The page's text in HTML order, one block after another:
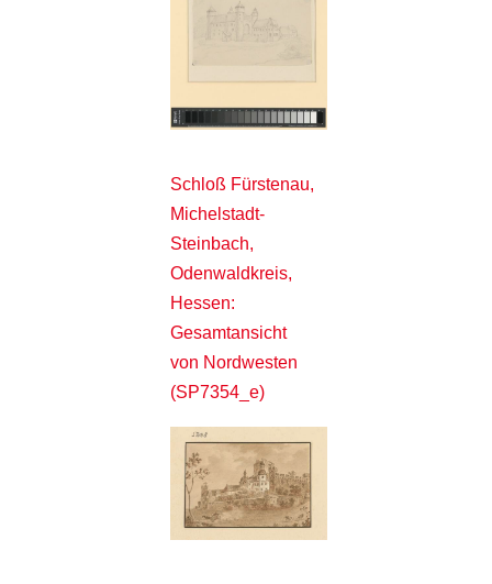
Schloß Fürstenau,
Michelstadt-
Steinbach,
Odenwaldkreis,
Hessen:
Gesamtansicht
von Nordwesten
(SP7354_e)